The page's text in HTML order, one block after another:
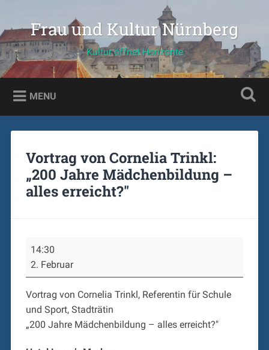
content
SearchFrau und Kultur Nürnberg
Kultur öffnet Horizonte
MENU
Vortrag von Cornelia Trinkl:
„200 Jahre Mädchenbildung –
alles erreicht?"
von
Cornelia
Trinkl:
Jahre
Mädchenbildung
–
alles
14:30
2. Februar
Vortrag von Cornelia Trinkl, Referentin für Schule
und Sport, Stadträtin
„200 Jahre Mädchenbildung – alles erreicht?"